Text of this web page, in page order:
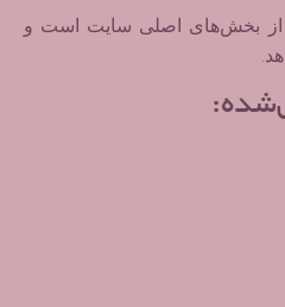
بخش‌های اصلی سایت است و